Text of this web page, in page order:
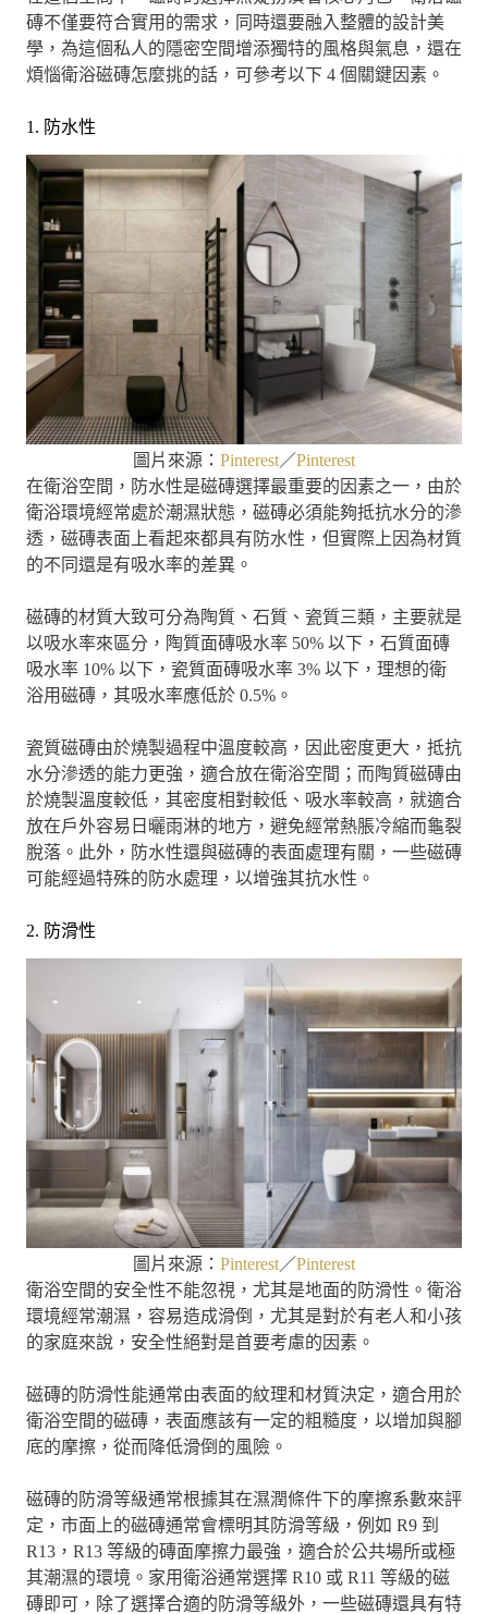
磚不僅要符合實用的需求，同時還要融入整體的設計美
學，為這個私人的隱密空間增添獨特的風格與氣息，還在
煩惱衛浴磁磚怎麼挑的話，可參考以下 4 個關鍵因素。
1. 防水性
圖片來源： Pinterest／Pinterest
在衛浴空間，防水性是磁磚選擇最重要的因素之一，由於
衛浴環境經常處於潮濕狀態，磁磚必須能夠抵抗水分的滲
透，磁磚表面上看起來都具有防水性，但實際上因為材質
的不同還是有吸水率的差異。
磁磚的材質大致可分為陶質、石質、瓷質三類，主要就是
以吸水率來區分，陶質面磚吸水率 50% 以下，石質面磚
吸水率 10% 以下，瓷質面磚吸水率 3% 以下，理想的衛
浴用磁磚，其吸水率應低於 0.5%。
瓷質磁磚由於燒製過程中溫度較高，因此密度更大，抵抗
水分滲透的能力更強，適合放在衛浴空間；而陶質磁磚由
於燒製溫度較低，其密度相對較低、吸水率較高，就適合
放在戶外容易日曬雨淋的地方，避免經常熱脹冷縮而龜裂
脫落。此外，防水性還與磁磚的表面處理有關，一些磁磚
可能經過特殊的防水處理，以增強其抗水性。
2. 防滑性
圖片來源： Pinterest／Pinterest
衛浴空間的安全性不能忽視，尤其是地面的防滑性。衛浴
環境經常潮濕，容易造成滑倒，尤其是對於有老人和小孩
的家庭來說，安全性絕對是首要考慮的因素。
磁磚的防滑性能通常由表面的紋理和材質決定，適合用於
衛浴空間的磁磚，表面應該有一定的粗糙度，以增加與腳
底的摩擦，從而降低滑倒的風險。
磁磚的防滑等級通常根據其在濕潤條件下的摩擦系數來評
定，市面上的磁磚通常會標明其防滑等級，例如 R9 到
R13，R13 等級的磚面摩擦力最強，適合於公共場所或極
其潮濕的環境。家用衛浴通常選擇 R10 或 R11 等級的磁
磚即可，除了選擇合適的防滑等級外，一些磁磚還具有特